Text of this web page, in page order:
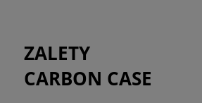
ZALETY
CARBON CASE